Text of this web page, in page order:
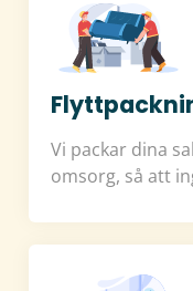
Vi packar dina
omsorg, så att